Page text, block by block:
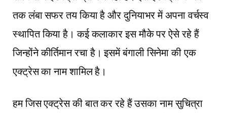
तक लंबा सफर तय किया है और दुनियाभर में अपना वर्चस्व
स्थापित किया है। कई कलाकार इस मौके पर ऐसे रहे हैं
जिन्होंने कीर्तिमान रचा है। इसमें बंगाली सिनेमा की एक
एक्ट्रेस का नाम शामिल है।
हम जिस एक्ट्रेस की बात कर रहे हैं उसका नाम सुचित्रा